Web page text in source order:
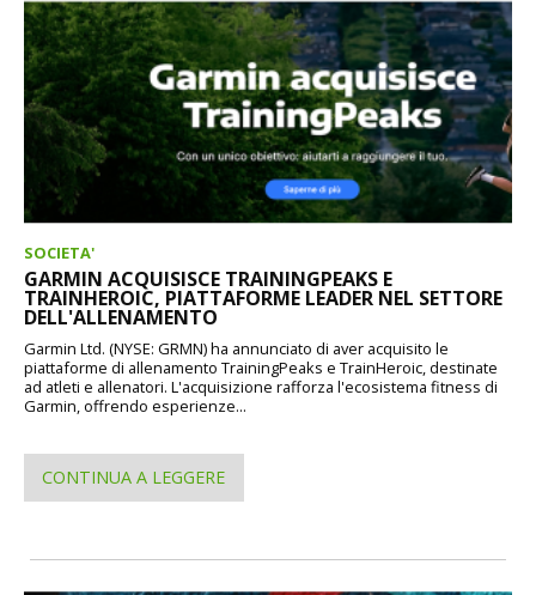
SOCIETA'
GARMIN ACQUISISCE TRAININGPEAKS E
TRAINHEROIC, PIATTAFORME LEADER NEL SETTORE
DELL'ALLENAMENTO
Garmin Ltd. (NYSE: GRMN) ha annunciato di aver acquisito le
piattaforme di allenamento TrainingPeaks e TrainHeroic, destinate
ad atleti e allenatori. L'acquisizione rafforza l'ecosistema fitness di
Garmin, offrendo esperienze...
CONTINUA A LEGGERE